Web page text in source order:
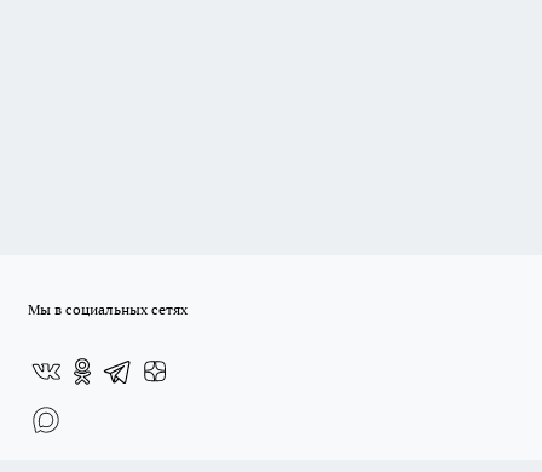
Мы в социальных сетях